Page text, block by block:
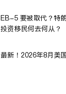
EB-5 要被取代？特
投资移民何去何从？
最新！2026年8月美